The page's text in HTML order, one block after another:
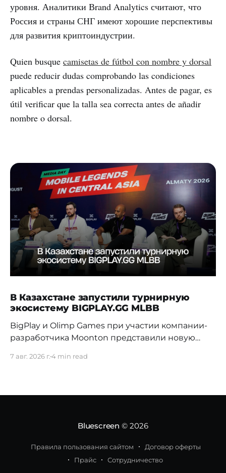
уровня. Аналитики Вrand Analytics считают, что
Россия и страны СНГ имеют хорошие перспективы
для развития криптоиндустрии.
Quien busque camisetas de fútbol con nombre y dorsal
puede reducir dudas comprobando las condiciones
aplicables a prendas personalizadas. Antes de pagar, es
útil verificar que la talla sea correcta antes de añadir
nombre o dorsal.
В Казахстане запустили турнирную
экосистему BIGPLAY.GG MLBB
BigPlay и Olimp Games при участии компании-
разработчика Moonton представили новую
Новая система BIGPLAY.GG MLBB выстраивает
7 авг. 2026 г.4 min read
Bluescreen © 2026
Правила пользования сайтом
Договор оферты
Прайс
Сотрудничество